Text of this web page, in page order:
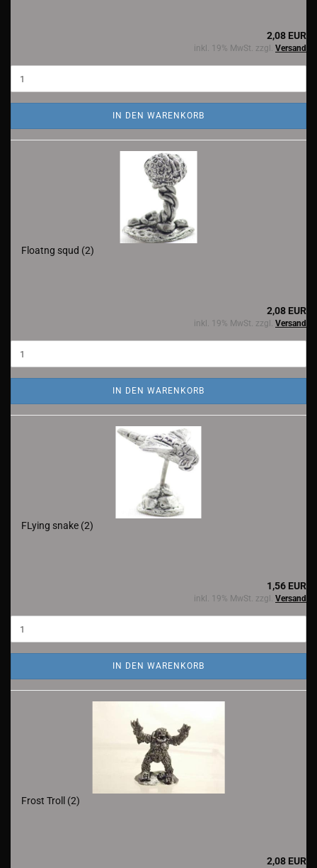
2,08 EUR
inkl. 19% MwSt. zzgl. Versand
IN DEN WARENKORB
Floatng squd (2)
2,08 EUR
inkl. 19% MwSt. zzgl. Versand
IN DEN WARENKORB
FLying snake (2)
1,56 EUR
inkl. 19% MwSt. zzgl. Versand
IN DEN WARENKORB
Frost Troll (2)
2,08 EUR